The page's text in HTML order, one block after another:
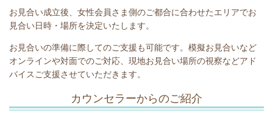
お見合い成立後、女性会員さま側のご都合に合わせたエリアでお
見合い日時・場所を決定いたします。
お見合いの準備に際してのご支援も可能です。模擬お見合いなど
オンラインや対面でのご対応、現地お見合い場所の視察などアド
バイスご支援させていただきます。
カウンセラーからのご紹介